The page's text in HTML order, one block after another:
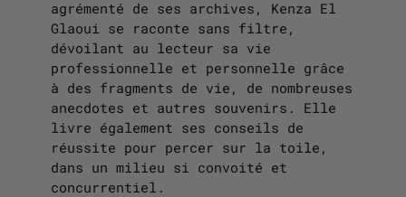
agrémenté de ses archives, Kenza El
Glaoui se raconte sans filtre,
dévoilant au lecteur sa vie
professionnelle et personnelle grâce
à des fragments de vie, de nombreuses
anecdotes et autres souvenirs. Elle
livre également ses conseils de
réussite pour percer sur la toile,
dans un milieu si convoité et
concurrentiel.